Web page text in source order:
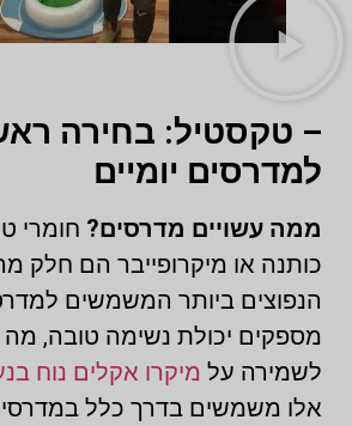
– טקסטיל: בחירה
למדרסים יומיים
ממה עשויים מדרסים? חומרי
כותנה או מיקרופייבר הם חלק
הנפוצים ביותר המשמשים
מספקים יכולת נשימה טובה,
לשמירה על מיקרו אקלים נוח
אלו משמשים בדרך כלל במדרסים